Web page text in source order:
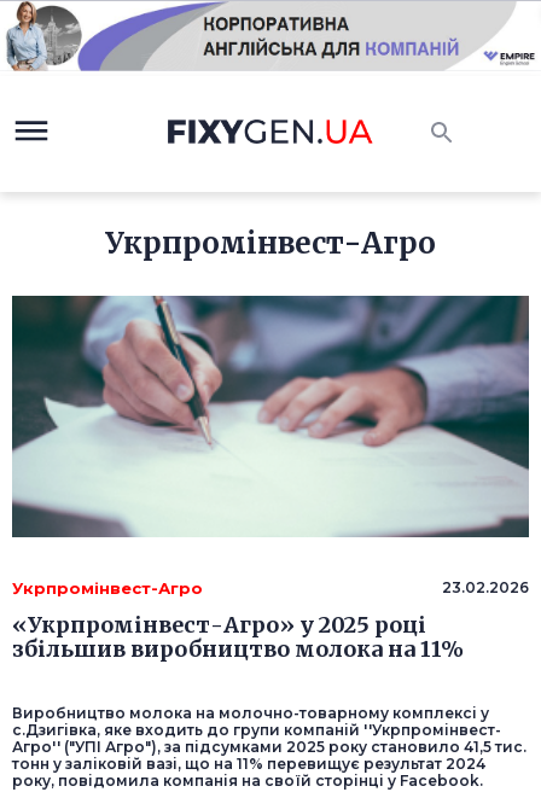
Укрпромінвест-Агро
Укрпромінвест-Агро 23.02.2026
«Укрпромінвест-Агро» у 2025 році
збільшив виробництво молока на 11%
Виробництво молока на молочно-товарному комплексі у
с.Дзигівка, яке входить до групи компаній ''Укрпромінвест-
Агро'' ("УПІ Агро"), за підсумками 2025 року становило 41,5 тис.
тонн у заліковій вазі, що на 11% перевищує результат 2024
року, повідомила компанія на своїй сторінці у Facebook.